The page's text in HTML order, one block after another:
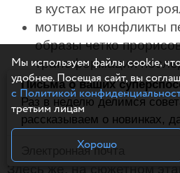
в кустах не играют
мотивы и конфликты
образы четко
трансформация
мир работает, его
историческая,
понятны, нет
Здесь же, на сюжетном
Письма о ваших
Раз в неделю делимся
рассказываем о новинках,
Мы используем файлы cookie,
удобнее. Посещая сайт, вы
с Политикой
третьим лицам
Хорошо